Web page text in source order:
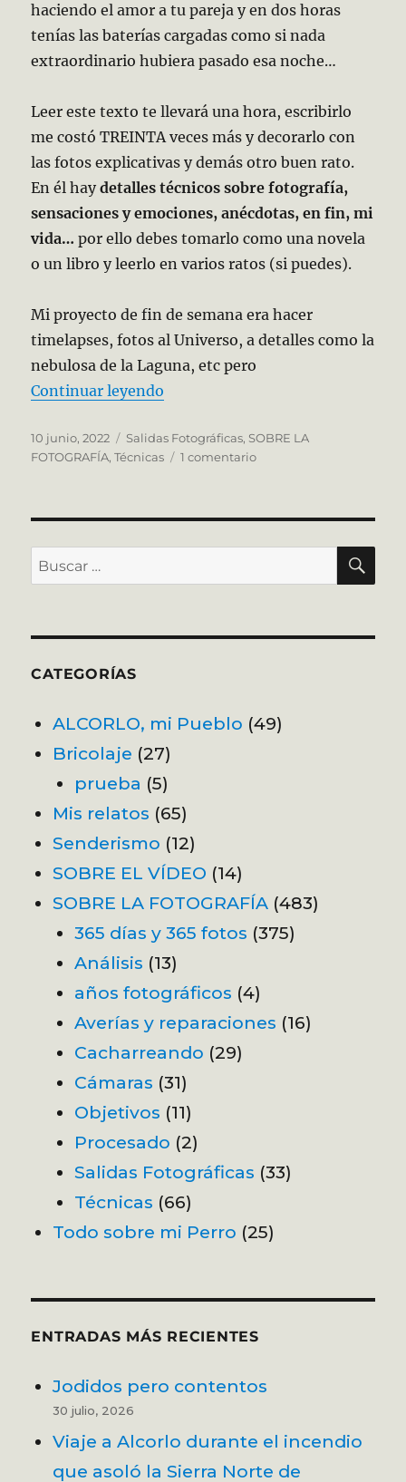
haciendo el amor a tu pareja y en dos horas
tenías las baterías cargadas como si nada
extraordinario hubiera pasado esa noche…
Leer este texto te llevará una hora, escribirlo
me costó TREINTA veces más y decorarlo con
las fotos explicativas y demás otro buen rato.
En él haydetalles técnicos sobre fotografía,
sensaciones y emociones, anécdotas, en fin, mi
vida… por ello debes tomarlo como una novela
o un libro y leerlo en varios ratos (si puedes).
Mi proyecto de fin de semana era hacer
timelapses, fotos al Universo, a detalles como la
nebulosa de la Laguna, etc pero
Continuar leyendo
Publicado
el
10 junio, 2022 Categorías
Salidas Fotográficas, SOBRE LA
FOTOGRAFÍA,Técnicas 1 comentarioen
Buscar
por:
CATEGORÍAS
ALCORLO, mi Pueblo (49)
Bricolaje (27)
prueba (5)
Mis relatos (65)
Senderismo (12)
SOBRE EL VÍDEO (14)
SOBRE LA FOTOGRAFÍA (483)
365 días y 365 fotos (375)
Análisis (13)
años fotográficos (4)
Averías y reparaciones (16)
Cacharreando (29)
Cámaras (31)
Objetivos (11)
Procesado (2)
Salidas Fotográficas (33)
Técnicas (66)
Todo sobre mi Perro (25)
ENTRADAS MÁS RECIENTES
Jodidos pero contentos
30 julio, 2026
Viaje a Alcorlo durante el incendio
que asoló la Sierra Norte de